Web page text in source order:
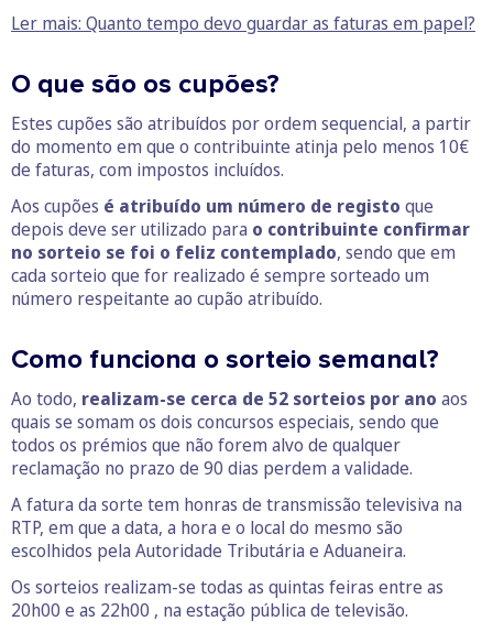
Ler mais: Quanto tempo devo guardar as faturas em papel?
O que são os cupões?
Estes cupões são atribuídos por ordem sequencial, a partir
do momento em que o contribuinte atinja pelo menos 10€
de faturas, com impostos incluídos.
Aos cupões é atribuído um número de registo que
depois deve ser utilizado para o contribuinte confirmar
no sorteio se foi o feliz contemplado, sendo que em
cada sorteio que for realizado é sempre sorteado um
número respeitante ao cupão atribuído.
Como funciona o sorteio semanal?
Ao todo, realizam-se cerca de 52 sorteios por ano aos
quais se somam os dois concursos especiais, sendo que
todos os prémios que não forem alvo de qualquer
reclamação no prazo de 90 dias perdem a validade.
A fatura da sorte tem honras de transmissão televisiva na
RTP, em que a data, a hora e o local do mesmo são
escolhidos pela Autoridade Tributária e Aduaneira.
Os sorteios realizam-se todas as quintas feiras entre as
20h00 e as 22h00 , na estação pública de televisão.